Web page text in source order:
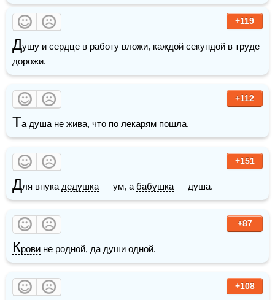
+119
Душу и сердце в работу вложи, каждой секундой в труде
дорожи.
+112
Та душа не жива, что по лекарям пошла.
+151
Для внука дедушка — ум, а бабушка — душа.
+87
Крови не родной, да души одной.
+108